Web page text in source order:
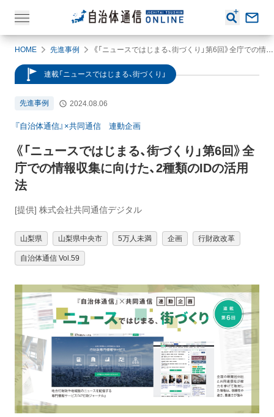
HOME 先進事例 《「ニュースではじまる、街づくり」第6回》全庁での情報収集に向けた、2種類のIDの活用法
連載「ニュースではじまる、街づくり」
先進事例 2024.08.06
『自治体通信』×共同通信 連動企画
《「ニュースではじまる、街づくり」第6回》全
庁での情報収集に向けた、2種類のIDの活用
法
[提供] 株式会社共同通信デジタル
山梨県 山梨県中央市 5万人未満 企画 行財政改革
自治体通信 Vol.59